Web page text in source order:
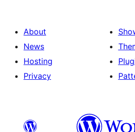
About
News
Hosting
Privacy